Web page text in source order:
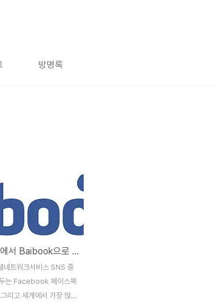
방명록
페이스북 중국에서 Baibook으로 서비스 하나?
네트워크서비스 SNS 중
는 Facebook 페이스북
리고 세계에서 가장 많